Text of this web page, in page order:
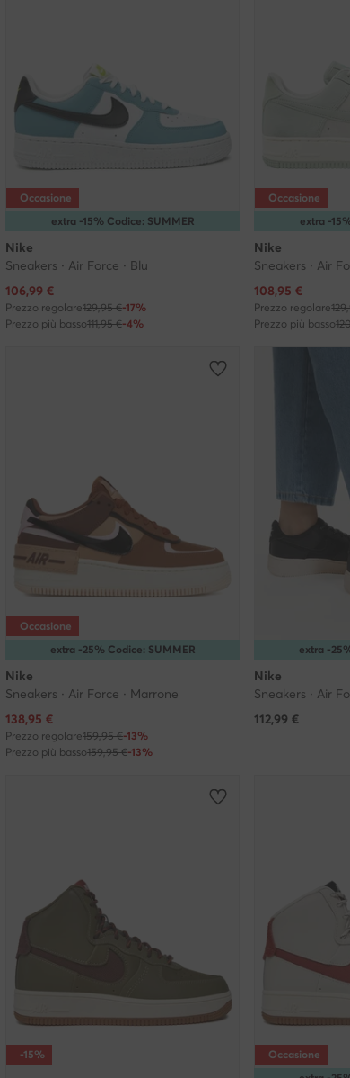
extra -15% Codice: SUMMER
Occasione
Nike
Sneakers · Air Force · Blu
Prezzo attuale
106,99 €
Prezzo regolare129,95 €-17%
Prezzo più basso111,95 €-4%
extra -
Occasione
Nike
Sneakers · Air
Prezzo attuale
108,95 €
Prezzo regolare
Prezzo più basso
extra -25% Codice: SUMMER
Occasione
Nike
Sneakers · Air Force · Marrone
Prezzo attuale
138,95 €
Prezzo regolare159,95 €-13%
Prezzo più basso159,95 €-13%
extra -
Nike
Sneakers · Air
112,99 €
-15% Occasione